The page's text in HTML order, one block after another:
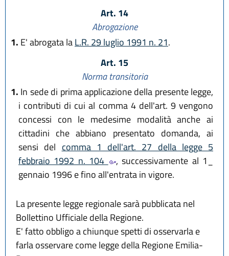
Art. 14
Abrogazione
1. E' abrogata laL.R. 29 luglio 1991 n. 21.
Art. 15
Norma transitoria
1. In sede di prima applicazione della presente legge,
i contributi di cui al comma 4 dell'art. 9 vengono
concessi con le medesime modalità anche ai
cittadini che abbiano presentato domanda, ai
sensi del comma 1 dell'art. 27 della legge 5
febbraio 1992 n. 104
, successivamente al 1_
gennaio 1996 e fino all'entrata in vigore.
La presente legge regionale sarà pubblicata nel
Bollettino Ufficiale della Regione.
E' fatto obbligo a chiunque spetti di osservarla e
farla osservare come legge della Regione Emilia-